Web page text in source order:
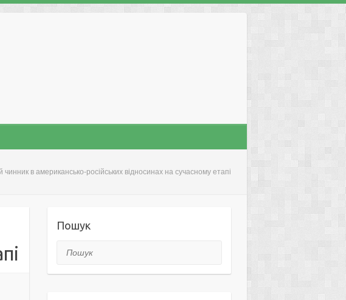
чинник в американсько-російських відносинах на сучасному етапі
Пошук
Пошук